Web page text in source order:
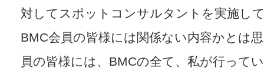
対してスポットコンサルタントを実施し
BMC会員の皆様には関係ない内容かとは
員の皆様には、BMCの全て、私が行って